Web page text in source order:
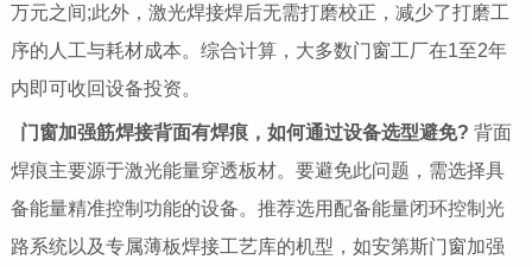
万元之间;此外，激光焊接焊后无需打磨校正，减少了打磨工
序的人工与耗材成本。综合计算，大多数门窗工厂在1至2年
内即可收回设备投资。
门窗加强筋焊接背面有焊痕，如何通过设备选型避免? 背面
焊痕主要源于激光能量穿透板材。要避免此问题，需选择具
备能量精准控制功能的设备。推荐选用配备能量闭环控制光
路系统以及专属薄板焊接工艺库的机型，如安第斯门窗加强